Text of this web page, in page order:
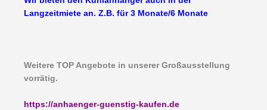
Langzeitmiete an. Z.B. für 3 Monate/6 Monate
Weitere TOP Angebote in unserer Großausstellung
vorrätig.
https://anhaenger-guenstig-kaufen.de